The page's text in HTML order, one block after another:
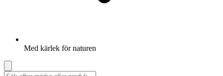
Med kärlek för naturen